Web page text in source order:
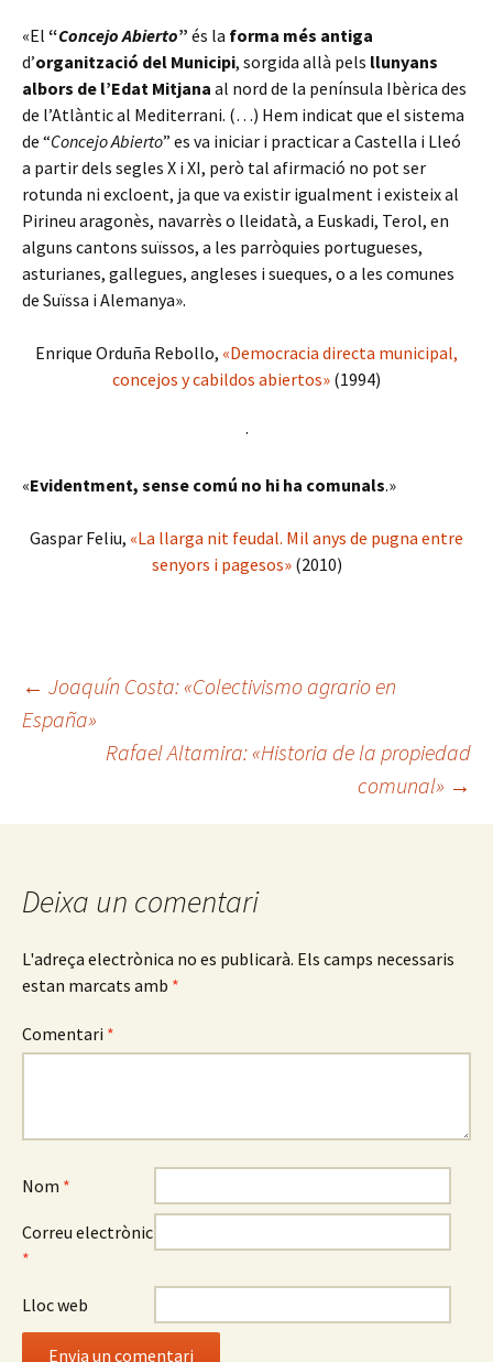
«El “Concejo Abierto” és la forma més antiga
d’organització del Municipi, sorgida allà pels llunyans
albors de l’Edat Mitjana al nord de la península Ibèrica des
de l’Atlàntic al Mediterrani. (…) Hem indicat que el sistema
de “Concejo Abierto” es va iniciar i practicar a Castella i Lleó
a partir dels segles X i XI, però tal afirmació no pot ser
rotunda ni excloent, ja que va existir igualment i existeix al
Pirineu aragonès, navarrès o lleidatà, a Euskadi, Terol, en
alguns cantons suïssos, a les parròquies portugueses,
asturianes, gallegues, angleses i sueques, o a les comunes
de Suïssa i Alemanya».
Enrique Orduña Rebollo, «Democracia directa municipal,
concejos y cabildos abiertos» (1994)
·
«Evidentment, sense comú no hi ha comunals.»
Gaspar Feliu, «La llarga nit feudal. Mil anys de pugna entre
senyors i pagesos»(2010)
Navegació
les
entrades
← Joaquín Costa: «Colectivismo agrario en
España»
Rafael Altamira: «Historia de la propiedad
comunal» →
Deixa un comentari
L'adreça electrònica no es publicarà. Els camps necessaris
estan marcats amb *
Comentari *
Nom *
Correu electrònic
*
Lloc web